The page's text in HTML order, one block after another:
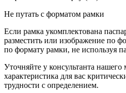
Не путать с форматом рамки
Если рамка укомплектована
разместить или изображение по
по формату рамки, не используя
Уточняйте у консультанта нашего
характеристика для вас
трудности с определением.